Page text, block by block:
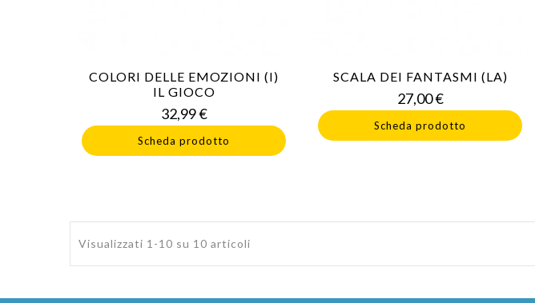
COLORI DELLE EMOZIONI (I)
IL GIOCO
32,99 €Prezzo
Scheda prodotto
SCALA DEI FANTASMI (LA)
27,00 €Prezzo
Scheda prodotto
Visualizzati 1-10 su 10 articoli